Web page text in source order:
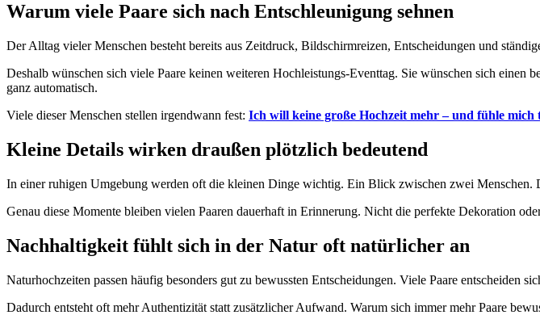
Warum viele Paare sich nach Entschleunigung sehnen
Der Alltag vieler Menschen besteht bereits aus Zeitdruck, Bildschirmreizen, Entscheidungen und
Deshalb wünschen sich viele Paare keinen weiteren Hochleistungs-Eventtag. Sie wünschen sich
ganz automatisch.
Viele dieser Menschen stellen irgendwann fest: Ich will keine große Hochzeit mehr – und fühle mich
Kleine Details wirken draußen plötzlich bedeutend
In einer ruhigen Umgebung werden oft die kleinen Dinge wichtig. Ein Blick zwischen zwei
Genau diese Momente bleiben vielen Paaren dauerhaft in Erinnerung. Nicht die perfekte Dekoration
Nachhaltigkeit fühlt sich in der Natur oft natürlicher an
Naturhochzeiten passen häufig besonders gut zu bewussten Entscheidungen. Viele Paare
Dadurch entsteht oft mehr Authentizität statt zusätzlicher Aufwand. Warum sich immer mehr Paare